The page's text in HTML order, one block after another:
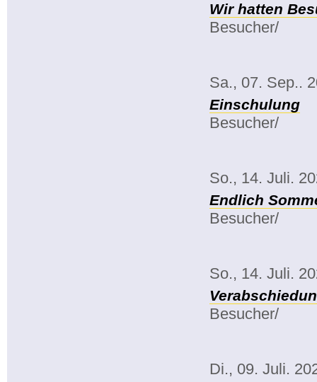
Wir hatten
Besucher/
Sa., 07. Sep..
Einschulung
Besucher/
So., 14. Juli.
Endlich
Besucher/
So., 14. Juli.
Besucher/
Di., 09. Juli.